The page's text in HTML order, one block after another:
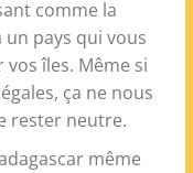
comme la
un pays qui vous
îles. Même si
ça ne nous
rester neutre.
même